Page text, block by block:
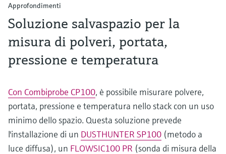
Approfondimenti
Soluzione salvaspazio per la
misura di polveri, portata,
pressione e temperatura
Con Combiprobe CP100, è possibile misurare polvere,
portata, pressione e temperatura nello stack con un uso
minimo dello spazio. Questa soluzione prevede
l'installazione di un DUSTHUNTER SP100 (metodo a
luce diffusa), un FLOWSIC100 PR (sonda di misura della